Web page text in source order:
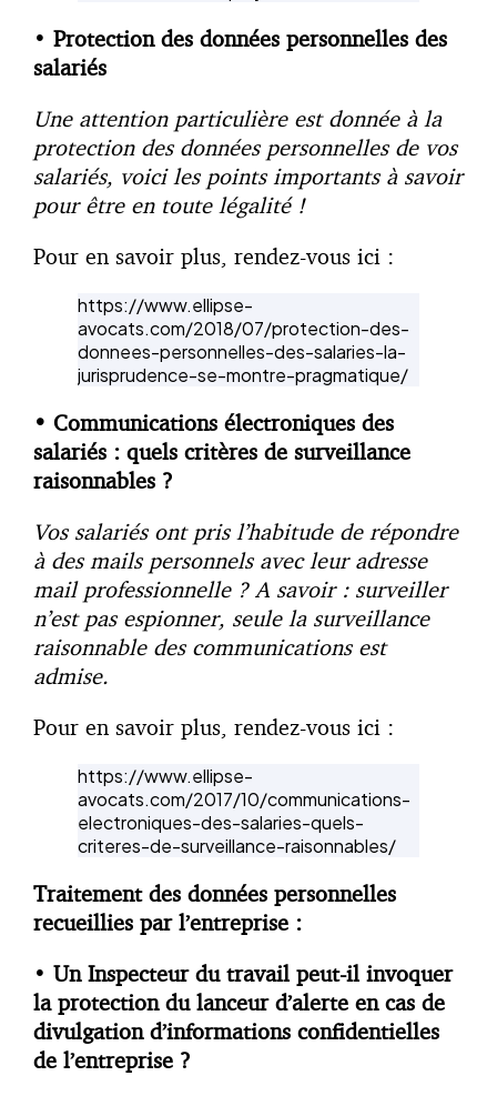
• Protection des données personnelles des
salariés
Une attention particulière est donnée à la
protection des données personnelles de vos
salariés, voici les points importants à savoir
pour être en toute légalité !
Pour en savoir plus, rendez-vous ici :
https://www.ellipse-
avocats.com/2018/07/protection-des-
donnees-personnelles-des-salaries-la-
jurisprudence-se-montre-pragmatique/
• Communications électroniques des
salariés : quels critères de surveillance
raisonnables ?
Vos salariés ont pris l’habitude de répondre
à des mails personnels avec leur adresse
mail professionnelle ? A savoir : surveiller
n’est pas espionner, seule la surveillance
raisonnable des communications est
admise.
Pour en savoir plus, rendez-vous ici :
https://www.ellipse-
avocats.com/2017/10/communications-
electroniques-des-salaries-quels-
criteres-de-surveillance-raisonnables/
Traitement des données personnelles
recueillies par l’entreprise :
• Un Inspecteur du travail peut-il invoquer
la protection du lanceur d’alerte en cas de
divulgation d’informations confidentielles
de l’entreprise ?